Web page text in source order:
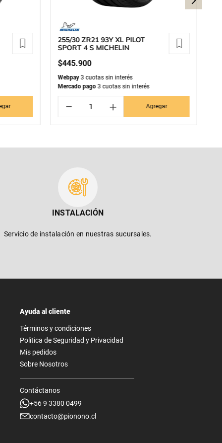
255/30 ZR21 93Y XL PILOT
SPORT 4 S MICHELIN
$445.900
Webpay3 cuotas sin interés
Mercado pago3 cuotas sin interés
＋
－ Agregar
INSTALACIÓN
Servicio de instalación en nuestras sucursales.
Ayuda al cliente
Términos y condiciones
Politica de Seguridad y Privacidad
Mis pedidos
Sobre Nosotros
Contáctanos
+56 9 3380 0499
contacto@pionono.cl